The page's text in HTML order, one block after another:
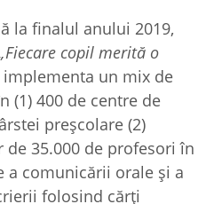
la finalul anului 2019,
copil merită o
implementa un mix de
(1) 400 de centre de
preșcolare (2)
35.000 de profesori în
a comunicării orale și a
folosind cărți